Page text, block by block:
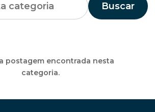
Buscar
postagem encontrada nesta
categoria.